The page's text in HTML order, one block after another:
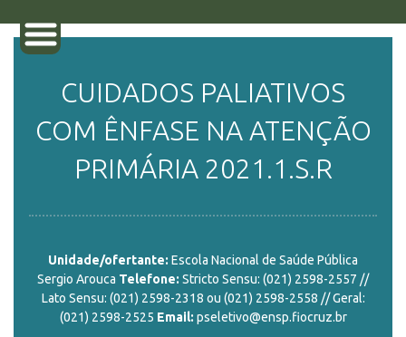
SOBRE
CURSOS
CUIDADOS PALIATIVOS
COM ÊNFASE NA ATENÇÃO
PRIMÁRIA 2021.1.S.R
Unidade/ofertante: Escola Nacional de Saúde Pública
Sergio Arouca Telefone: Stricto Sensu: (021) 2598-2557 //
Lato Sensu: (021) 2598-2318 ou (021) 2598-2558 // Geral:
(021) 2598-2525 Email: pseletivo@ensp.fiocruz.br